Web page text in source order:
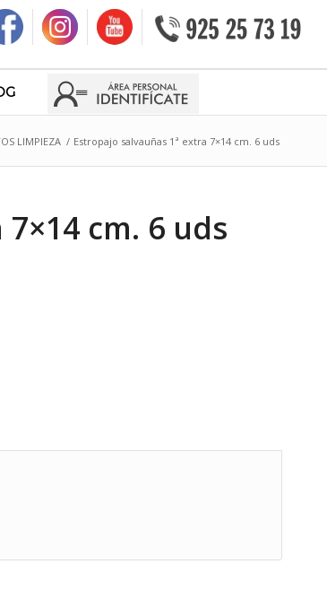
LIMPIEZA / Estropajo salvauñas 1ª extra 7×14 cm. 6 uds
cm. 6 uds